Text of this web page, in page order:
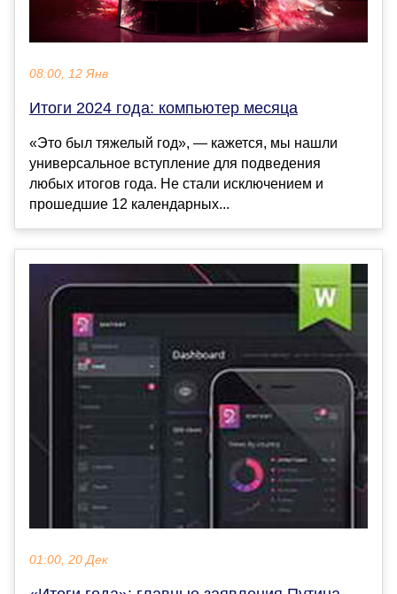
08:00, 12 Янв
Итоги 2024 года: компьютер месяца
«Это был тяжелый год», — кажется, мы нашли
универсальное вступление для подведения
любых итогов года. Не стали исключением и
прошедшие 12 календарных...
01:00, 20 Дек